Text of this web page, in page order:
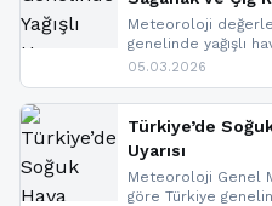
Meteoroloji
genelinde yağışlı
bölgelerinde kar
ise çığ tehlikesi
nedeniyle görüş
yaşanabileceği
05.03.2026
Türkiye’de
Uyarısı
Meteoroloji Genel
göre Türkiye